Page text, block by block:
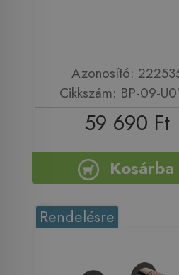
Azonosító:
Cikkszám: BP-09-
59 690 Ft
Kosárba
Rendelésre